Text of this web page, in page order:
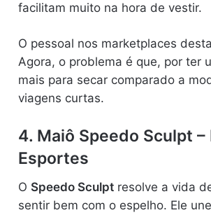
facilitam muito na hora de vestir.
O pessoal nos marketplaces
Agora, o problema é que, por ter
mais para secar comparado a
viagens curtas.
4. Maiô Speedo Sculpt
Esportes
O Speedo Sculpt resolve a vida
sentir bem com o espelho. Ele